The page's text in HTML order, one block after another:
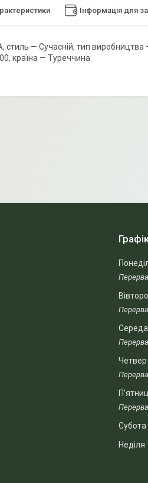
Інформація для
стиль — Сучасній, тип
країна — Туреччина
Середа
Четвер
Субота
Неділя